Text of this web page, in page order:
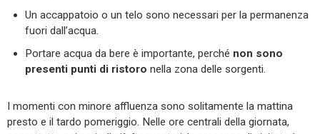
Un accappatoio o un telo sono necessari per la permanenza
fuori dall’acqua.
Portare acqua da bere è importante, perché non sono
presenti punti di ristoro nella zona delle sorgenti.
I momenti con minore affluenza sono solitamente la mattina
presto e il tardo pomeriggio. Nelle ore centrali della giornata,